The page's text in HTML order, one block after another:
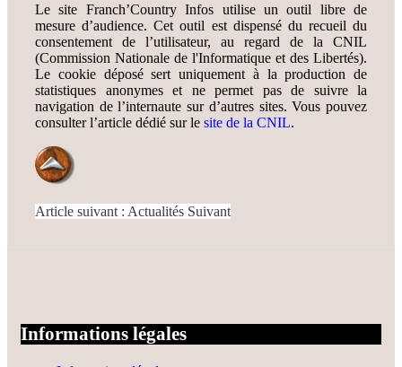
Le site Franch’Country Infos utilise un outil libre de
mesure d’audience. Cet outil est dispensé du recueil du
consentement de l’utilisateur, au regard de la CNIL
(Commission Nationale de l'Informatique et des Libertés).
Le cookie déposé sert uniquement à la production de
statistiques anonymes et ne permet pas de suivre la
navigation de l’internaute sur d’autres sites. Vous pouvez
consulter l’article dédié sur le site de la CNIL.
Article suivant : Actualités Suivant
Informations légales